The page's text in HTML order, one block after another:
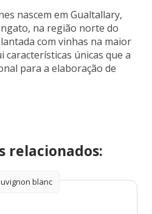
nascem em Gualtallary,
na região norte do
com vinhas na maior
características únicas que a
para a elaboração de
relacionados:
blanc